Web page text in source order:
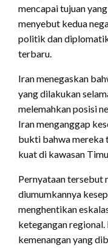
mencapai tujuan
menyebut kedua
politik dan
terbaru.
Iran menegaskan
yang dilakukan
melemahkan posisi
Iran menganggap
bukti bahwa mereka
kuat di kawasan
Pernyataan tersebut
diumumkannya
menghentikan
ketegangan
kemenangan yang